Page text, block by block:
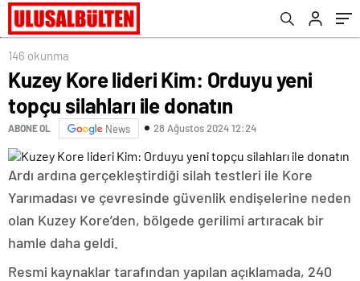
146 okunma
Kuzey Kore lideri Kim: Orduyu yeni
topçu silahları ile donatın
ABONE OL News 28 Ağustos 2024 12:24
Ardı ardına gerçekleştirdiği silah testleri ile Kore
Yarımadası ve çevresinde güvenlik endişelerine neden
olan Kuzey Kore’den, bölgede gerilimi artıracak bir
hamle daha geldi.
Resmi kaynaklar tarafından yapılan açıklamada, 240